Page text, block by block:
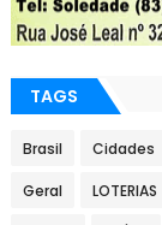
TAGS
Brasil Cidades
Geral LOTERIAS